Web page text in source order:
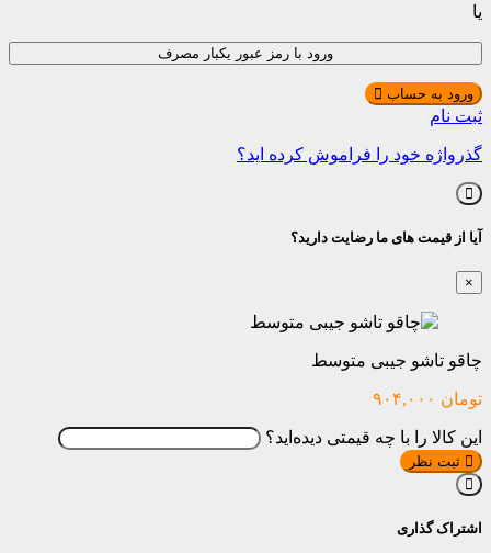
یا
ورود با رمز عبور یکبار مصرف
ورود به حساب
ثبت نام
گذرواژه خود را فراموش کرده اید؟
آیا از قیمت های ما رضایت دارید؟
×
چاقو تاشو جیبی متوسط
تومان
این کالا را با چه قیمتی دیده‌اید؟
ثبت نظر
اشتراک گذاری